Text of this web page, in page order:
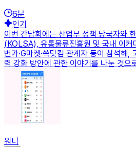
6분
인기
이번 간담회에는 산업부 정책 당국자와
(KOLSA), 유통물류진흥원 및 국내 이커
번가·G마켓·쓱닷컴 관계자 등이 참석해,
력 강화 방안에 관한 이야기를 나눈 것으
워니